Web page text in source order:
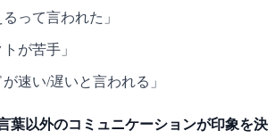
って言われた」
が苦手」
が速い/遅いと言われる」
葉以外のコミュニケーションが印象を決